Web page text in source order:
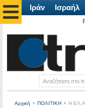
Ιράν Ισραήλ
Αρχική ΠΟΛΙΤΙΚΗ
Η